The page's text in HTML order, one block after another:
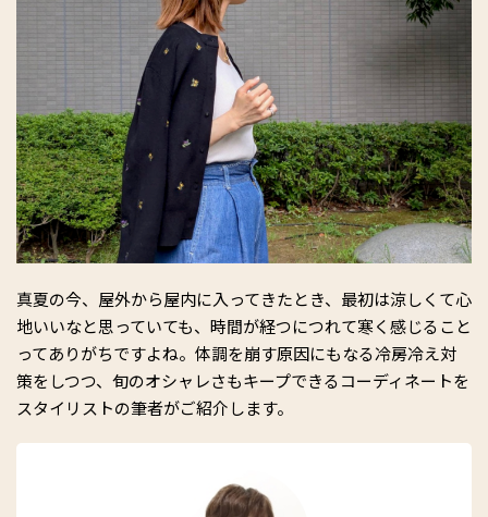
真夏の今、屋外から屋内に入ってきたとき、最初は涼しくて心
地いいなと思っていても、時間が経つにつれて寒く感じること
ってありがちですよね。体調を崩す原因にもなる冷房冷え対
策をしつつ、旬のオシャレさもキープできるコーディネートを
スタイリストの筆者がご紹介します。